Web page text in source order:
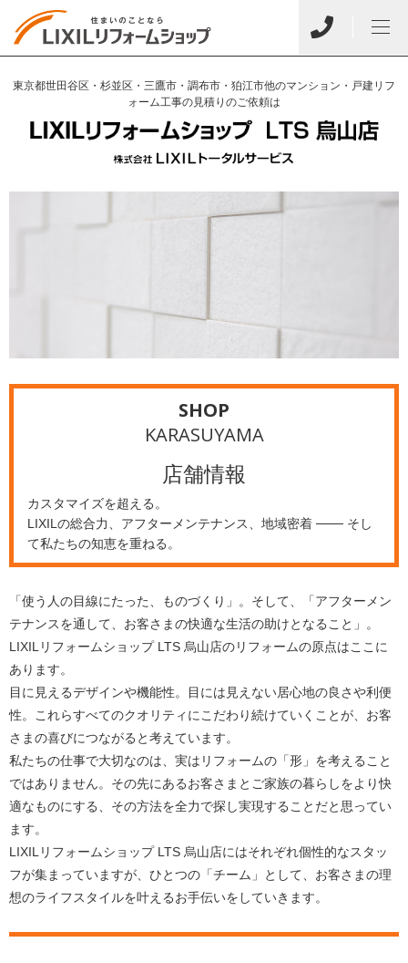
東京都世田谷区・杉並区・三鷹市・調布市・狛江市他のマンション・戸建リフ
ォーム工事の見積りのご依頼は
SHOP
KARASUYAMA
店舗情報
カスタマイズを超える。
LIXILの総合力、アフターメンテナンス、地域密着 ─── そし
て私たちの知恵を重ねる。
「使う人の目線にたった、ものづくり」。そして、「アフターメン
テナンスを通して、お客さまの快適な生活の助けとなること」。
LIXILリフォームショップ LTS 烏山店のリフォームの原点はここに
あります。
目に見えるデザインや機能性。目には見えない居心地の良さや利便
性。これらすべてのクオリティにこだわり続けていくことが、お客
さまの喜びにつながると考えています。
私たちの仕事で大切なのは、実はリフォームの「形」を考えること
ではありません。その先にあるお客さまとご家族の暮らしをより快
適なものにする、その方法を全力で探し実現することだと思ってい
ます。
LIXILリフォームショップ LTS 烏山店にはそれぞれ個性的なスタッ
フが集まっていますが、ひとつの「チーム」として、お客さまの理
想のライフスタイルを叶えるお手伝いをしていきます。